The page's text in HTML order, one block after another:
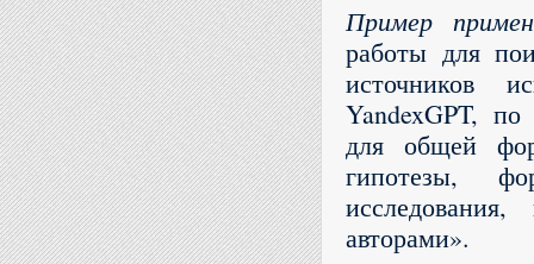
Пример
работы для
источников
YandexGPT,
для общей
гипотезы,
авторами».